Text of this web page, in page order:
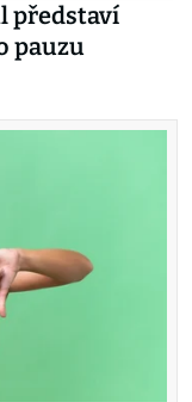
představí
pauzu